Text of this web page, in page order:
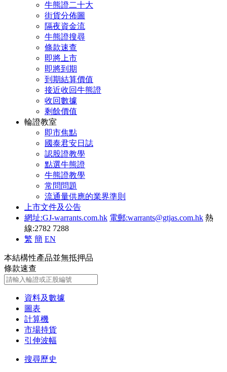
牛熊證二十大
街貨分佈圖
隔夜資金流
牛熊證搜尋
條款速查
即將上市
即將到期
到期結算價值
接近收回牛熊證
收回數據
剩餘價值
輪證教室
即市焦點
國泰君安日誌
認股證教學
點選牛熊證
牛熊證教學
常問問題
流通量供應的業界準則
上市文件及公告
網址:GJ-warrants.com.hk 電郵:warrants@gtjas.com.hk 熱
線:2782 7288
繁 簡 EN
本結構性產品並無抵押品
條款速查
資料及數據
圖表
計算機
市場持貨
引伸波幅
搜尋歷史